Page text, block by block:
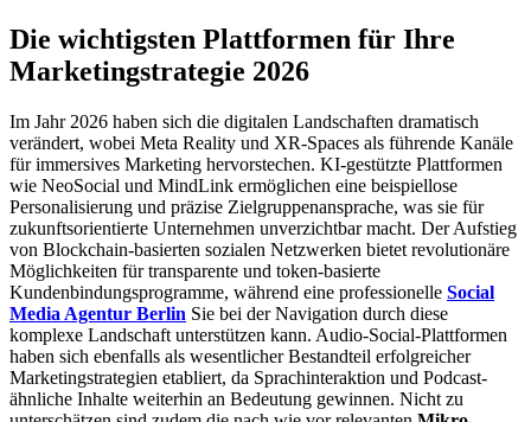
Die wichtigsten Plattformen für Ihre
Marketingstrategie 2026
Im Jahr 2026 haben sich die digitalen Landschaften dramatisch
verändert, wobei Meta Reality und XR-Spaces als führende Kanäle
für immersives Marketing hervorstechen. KI-gestützte Plattformen
wie NeoSocial und MindLink ermöglichen eine beispiellose
Personalisierung und präzise Zielgruppenansprache, was sie für
zukunftsorientierte Unternehmen unverzichtbar macht. Der Aufstieg
von Blockchain-basierten sozialen Netzwerken bietet revolutionäre
Möglichkeiten für transparente und token-basierte
Kundenbindungsprogramme, während eine professionelle Social
Media Agentur Berlin Sie bei der Navigation durch diese
komplexe Landschaft unterstützen kann. Audio-Social-Plattformen
haben sich ebenfalls als wesentlicher Bestandteil erfolgreicher
Marketingstrategien etabliert, da Sprachinteraktion und Podcast-
ähnliche Inhalte weiterhin an Bedeutung gewinnen. Nicht zu